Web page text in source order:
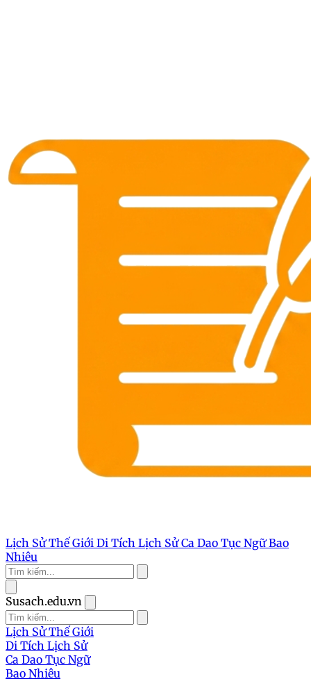
Lịch Sử Thế Giới Di Tích Lịch SửCa Dao Tục NgữBao
Nhiêu
Susach.edu.vn
Lịch Sử Thế Giới
Di Tích Lịch Sử
Ca Dao Tục Ngữ
Bao Nhiêu